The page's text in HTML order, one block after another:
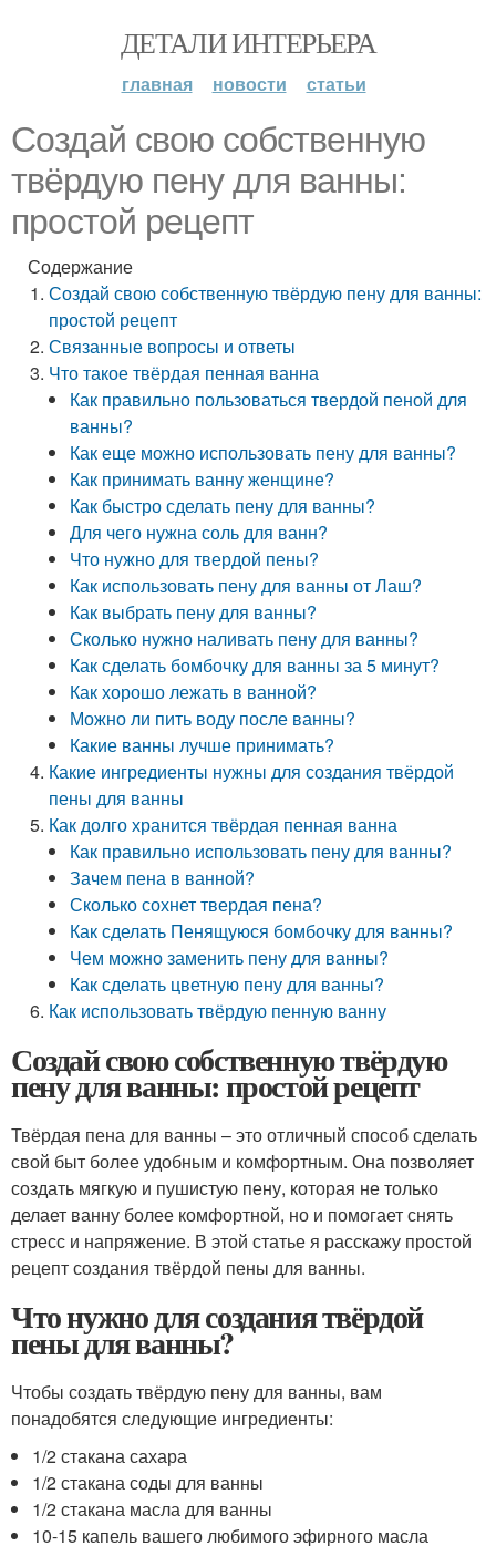
ДЕТАЛИ ИНТЕРЬЕРА
главная новости статьи
Создай свою собственную
твёрдую пену для ванны:
простой рецепт
Содержание
Создай свою собственную твёрдую пену для ванны:
простой рецепт
Связанные вопросы и ответы
Что такое твёрдая пенная ванна
Как правильно пользоваться твердой пеной для
ванны?
Как еще можно использовать пену для ванны?
Как принимать ванну женщине?
Как быстро сделать пену для ванны?
Для чего нужна соль для ванн?
Что нужно для твердой пены?
Как использовать пену для ванны от Лаш?
Как выбрать пену для ванны?
Сколько нужно наливать пену для ванны?
Как сделать бомбочку для ванны за 5 минут?
Как хорошо лежать в ванной?
Можно ли пить воду после ванны?
Какие ванны лучше принимать?
Какие ингредиенты нужны для создания твёрдой
пены для ванны
Как долго хранится твёрдая пенная ванна
Как правильно использовать пену для ванны?
Зачем пена в ванной?
Сколько сохнет твердая пена?
Как сделать Пенящуюся бомбочку для ванны?
Чем можно заменить пену для ванны?
Как сделать цветную пену для ванны?
Как использовать твёрдую пенную ванну
Создай свою собственную твёрдую
пену для ванны: простой рецепт
Твёрдая пена для ванны – это отличный способ сделать
свой быт более удобным и комфортным. Она позволяет
создать мягкую и пушистую пену, которая не только
делает ванну более комфортной, но и помогает снять
стресс и напряжение. В этой статье я расскажу простой
рецепт создания твёрдой пены для ванны.
Что нужно для создания твёрдой
пены для ванны?
Чтобы создать твёрдую пену для ванны, вам
понадобятся следующие ингредиенты:
1/2 стакана сахара
1/2 стакана соды для ванны
1/2 стакана масла для ванны
10-15 капель вашего любимого эфирного масла